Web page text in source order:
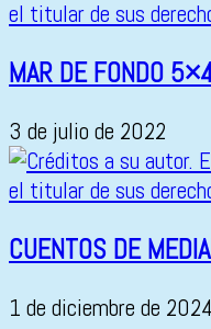
MAR DE FONDO
3 de julio de 2022
CUENTOS DE
1 de diciembre de 2024